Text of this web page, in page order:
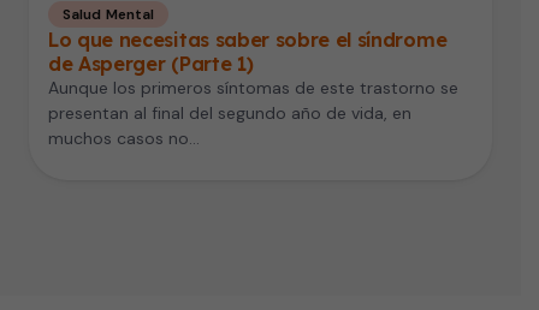
Salud Mental
Lo que necesitas saber sobre el síndrome
de Asperger (Parte 1)
Aunque los primeros síntomas de este trastorno se
presentan al final del segundo año de vida, en
muchos casos no…